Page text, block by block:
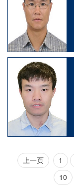
上一页 1
10